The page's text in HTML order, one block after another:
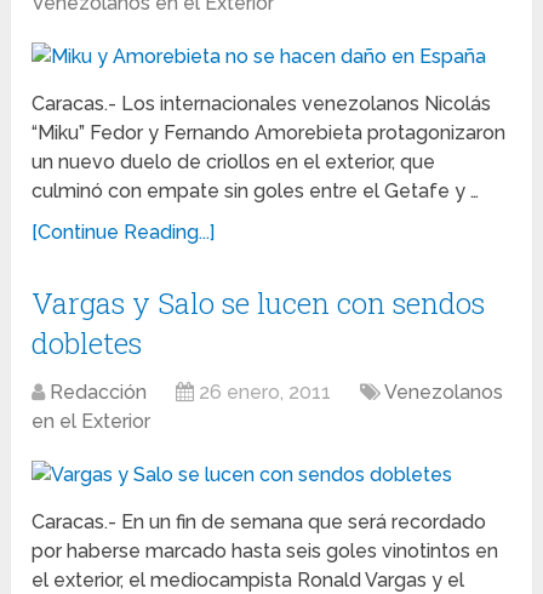
Caracas.- Los internacionales venezolanos Nicolás
“Miku” Fedor y Fernando Amorebieta protagonizaron
un nuevo duelo de criollos en el exterior, que
culminó con empate sin goles entre el Getafe y …
[Continue Reading...]
Vargas y Salo se lucen con sendos
dobletes
Redacción 26 enero, 2011
Venezolanos
en el Exterior
Caracas.- En un fin de semana que será recordado
por haberse marcado hasta seis goles vinotintos en
el exterior, el mediocampista Ronald Vargas y el